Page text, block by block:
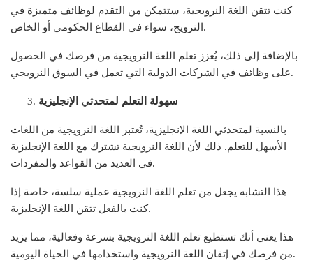
كنت تتقن اللغة النرويجية، ستتمكن من التقدم لوظائف متميزة في
النرويج، سواء في القطاع الحكومي أو الخاص.
بالإضافة إلى ذلك، يُعزز تعلم اللغة النرويجية من فرصك في الحصول
على وظائف في الشركات الدولية التي تعمل في السوق النرويجي.
سهولة التعلم لمتحدثي الإنجليزية
بالنسبة لمتحدثي اللغة الإنجليزية، تُعتبر اللغة النرويجية من اللغات
الأسهل للتعلم. ذلك لأن اللغة النرويجية تشترك مع اللغة الإنجليزية
في العديد من القواعد والمفردات.
هذا التشابه يجعل من تعلم اللغة النرويجية عملية سلسة، خاصة إذا
كنت بالفعل تتقن اللغة الإنجليزية.
هذا يعني أنك تستطيع تعلم اللغة النرويجية بسرعة وفعالية، مما يزيد
من فرصك في إتقان اللغة النرويجية واستخدامها في الحياة اليومية.